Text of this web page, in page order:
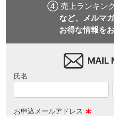
④ 売上ランキン
など、メルマ
お得な情報を
MAIL
氏名
お申込メールアドレス